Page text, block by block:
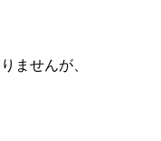
ませんが、